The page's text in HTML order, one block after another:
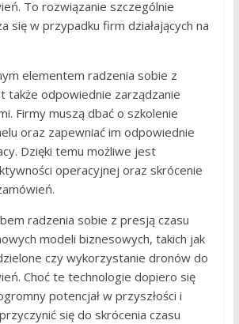
To rozwiązanie szczególnie
się w przypadku firm działających na
elementem radzenia sobie z
także odpowiednie zarządzanie
Firmy muszą dbać o szkolenie
oraz zapewniać im odpowiednie
Dzięki temu możliwe jest
operacyjnej oraz skrócenie
radzenia sobie z presją czasu
modeli biznesowych, takich jak
czy wykorzystanie dronów do
Choć te technologie dopiero się
potencjał w przyszłości i
się do skrócenia czasu